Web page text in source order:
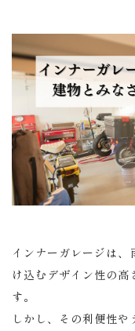
インナーガレージは
け込むデザイン性の高
す。
しかし、その利便性